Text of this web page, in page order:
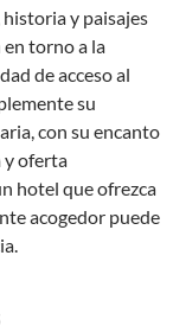
historia y paisajes
torno a la
de acceso al
su
con su encanto
y oferta
hotel que ofrezca
acogedor puede